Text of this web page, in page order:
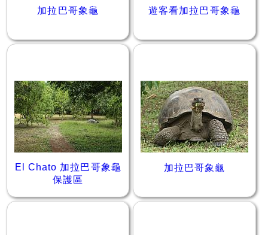
加拉巴哥象龜 遊客看加拉巴哥象龜
El Chato 加拉巴哥象龜
保護區
加拉巴哥象龜